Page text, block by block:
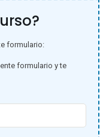
formulario:
formulario y te